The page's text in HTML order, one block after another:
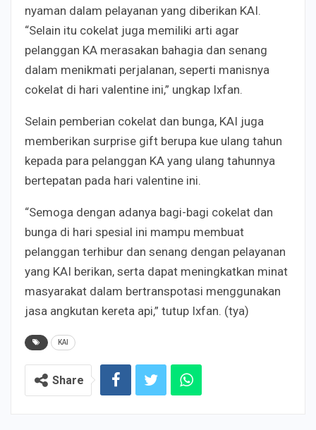
nyaman dalam pelayanan yang diberikan KAI.
“Selain itu cokelat juga memiliki arti agar
pelanggan KA merasakan bahagia dan senang
dalam menikmati perjalanan, seperti manisnya
cokelat di hari valentine ini,” ungkap Ixfan.
Selain pemberian cokelat dan bunga, KAI juga
memberikan surprise gift berupa kue ulang tahun
kepada para pelanggan KA yang ulang tahunnya
bertepatan pada hari valentine ini.
“Semoga dengan adanya bagi-bagi cokelat dan
bunga di hari spesial ini mampu membuat
pelanggan terhibur dan senang dengan pelayanan
yang KAI berikan, serta dapat meningkatkan minat
masyarakat dalam bertranspotasi menggunakan
jasa angkutan kereta api,” tutup Ixfan. (tya)
KAI
Share